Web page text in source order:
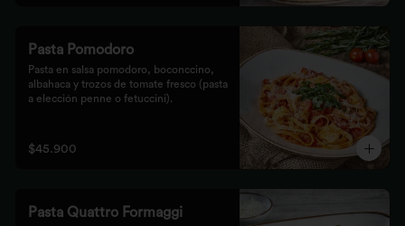
Pasta Pomodoro
Pasta en salsa pomodoro, boconccino,
albahaca y trozos de tomate fresco (pasta
a elección penne o fetuccini).
$45.900
Pasta Quattro Formaggi